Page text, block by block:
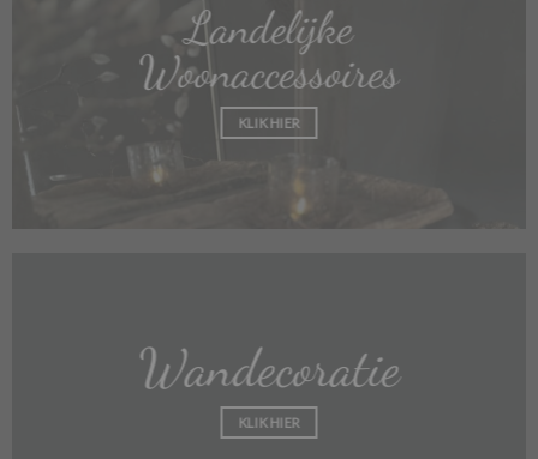
Landelijke
Woonaccessoires
KLIK HIER
Wandecoratie
KLIK HIER